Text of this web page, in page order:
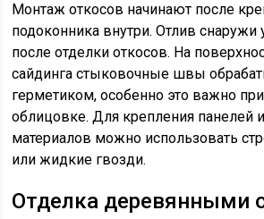
Монтаж откосов начинают после
подоконника внутри. Отлив снаружи
после отделки откосов. На
сайдинга стыковочные швы
герметиком, особенно это важно
облицовке. Для крепления панелей
материалов можно использовать
или жидкие гвозди.
Отделка деревянными